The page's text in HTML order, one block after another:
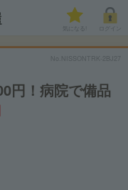
気になる!
No.NISSONTRK-2BJ27
円！病院で備品